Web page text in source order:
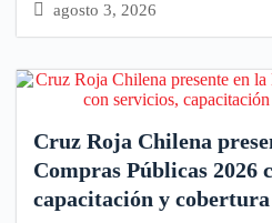
agosto 3, 2026
Cruz Roja Chilena
Compras Públicas 2026
capacitación y